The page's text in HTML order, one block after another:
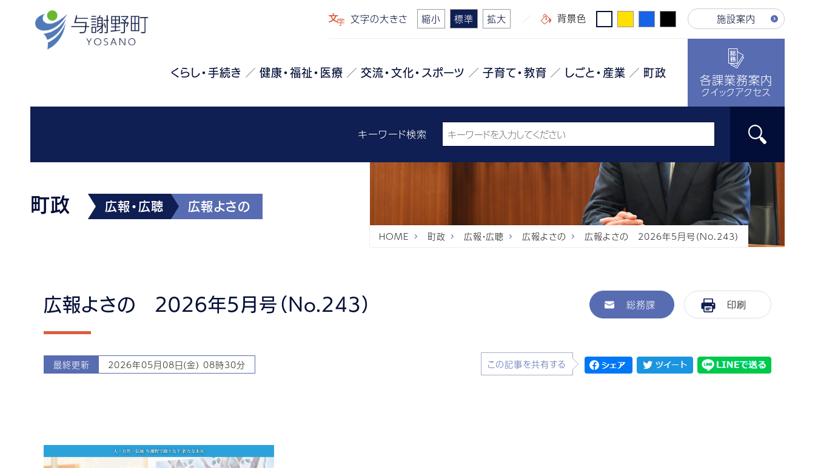
文字の大きさ 縮小 標準 拡大 背景色 施設案内
くらし・手続き 健康・福祉・医療 交流・文化・スポーツ 子育て・教育 しごと・産業 町政 各課業務案内
クイックアクセス
キーワード検索
町政 広報・広聴 広報よさの
HOME 町政 広報・広聴 広報よさの 広報よさの 2026年5月号（No.243）
広報よさの 2026年5月号（No.243） 総務課 印刷
最終更新 2026年05月08日(金) 08時30分 この記事を共有する